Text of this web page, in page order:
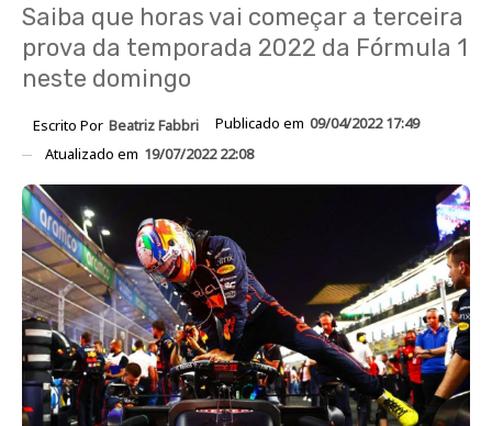
Saiba que horas vai começar a terceira
prova da temporada 2022 da Fórmula 1
neste domingo
Escrito Por Beatriz Fabbri Publicado em 09/04/2022 17:49
Atualizado em 19/07/2022 22:08